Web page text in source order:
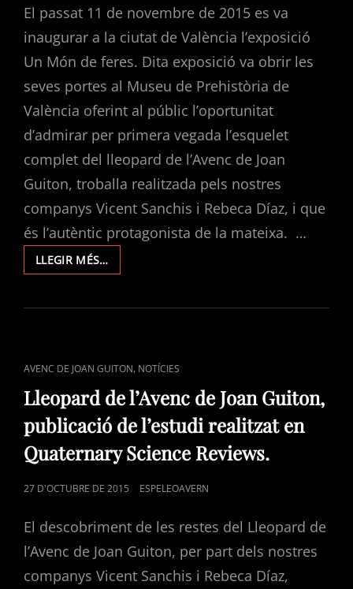
JOAN
El passat 11 de novembre de 2015 es va
inaugurar a la ciutat de València l’exposició
Un Món de feres. Dita exposició va obrir les
seves portes al Museu de Prehistòria de
València oferint al públic l’oportunitat
d’admirar per primera vegada l’esquelet
complet del lleopard de l’Avenc de Joan
Guiton, troballa realitzada pels nostres
companys Vicent Sanchis i Rebeca Díaz, i que
és l’autèntic protagonista de la mateixa. …
LLEGIR MÉS…UN
MÓN
FERES.
LLEOPARD
DE
L’AVENC
DE
GUITON.
CAT
LINKS
AVENC DE JOAN GUITON, NOTÍCIES
Lleopard de l’Avenc de Joan Guiton,
publicació de l’estudi realitzat en
Quaternary Science Reviews.
POSTED
27 D'OCTUBRE DE 2015 ESPELEOAVERN
El descobriment de les restes del Lleopard de
l’Avenc de Joan Guiton, per part dels nostres
companys Vicent Sanchis i Rebeca Díaz,